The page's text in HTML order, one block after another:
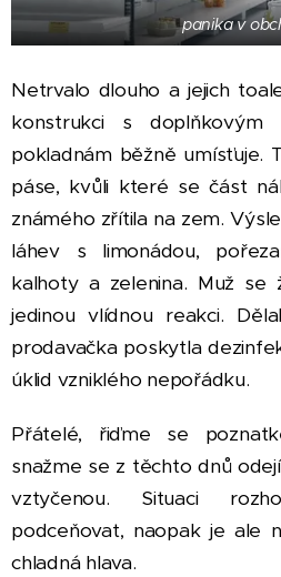
panika v
Netrvalo dlouho a jejich
konstrukci s
pokladnám běžně umísťuje.
páse, kvůli které se část
známého zřítila na zem.
láhev s limonádou,
kalhoty a zelenina. Muž se
jedinou vlídnou reakci.
prodavačka poskytla
úklid vzniklého nepořádku.
Přátelé, řiďme se
snažme se z těchto dnů
vztyčenou. Situaci
podceňovat, naopak je ale
chladná hlava.